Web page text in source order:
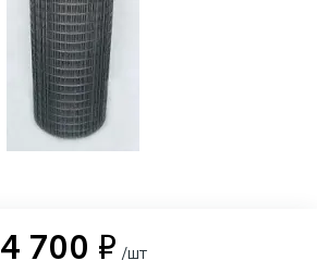
4 700 ₽ /шт